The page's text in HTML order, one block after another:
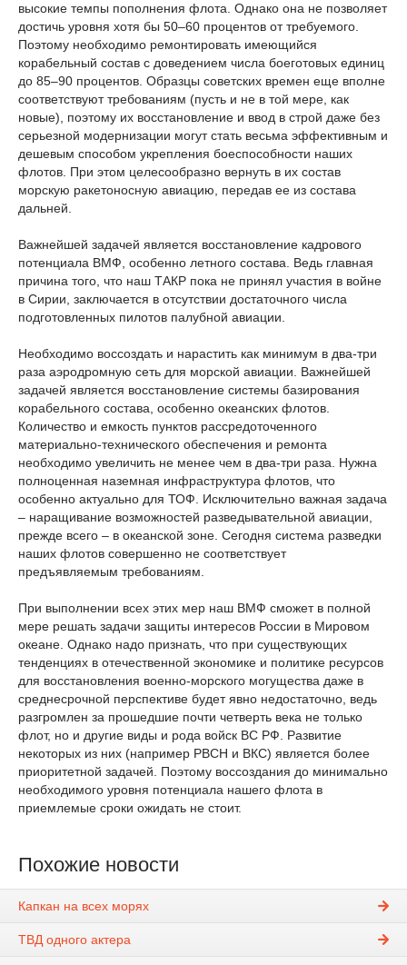
высокие темпы пополнения флота. Однако она не позволяет
достичь уровня хотя бы 50–60 процентов от требуемого.
Поэтому необходимо ремонтировать имеющийся
корабельный состав с доведением числа боеготовых единиц
до 85–90 процентов. Образцы советских времен еще вполне
соответствуют требованиям (пусть и не в той мере, как
новые), поэтому их восстановление и ввод в строй даже без
серьезной модернизации могут стать весьма эффективным и
дешевым способом укрепления боеспособности наших
флотов. При этом целесообразно вернуть в их состав
морскую ракетоносную авиацию, передав ее из состава
дальней.
Важнейшей задачей является восстановление кадрового
потенциала ВМФ, особенно летного состава. Ведь главная
причина того, что наш ТАКР пока не принял участия в войне
в Сирии, заключается в отсутствии достаточного числа
подготовленных пилотов палубной авиации.
Необходимо воссоздать и нарастить как минимум в два-три
раза аэродромную сеть для морской авиации. Важнейшей
задачей является восстановление системы базирования
корабельного состава, особенно океанских флотов.
Количество и емкость пунктов рассредоточенного
материально-технического обеспечения и ремонта
необходимо увеличить не менее чем в два-три раза. Нужна
полноценная наземная инфраструктура флотов, что
особенно актуально для ТОФ. Исключительно важная задача
– наращивание возможностей разведывательной авиации,
прежде всего – в океанской зоне. Сегодня система разведки
наших флотов совершенно не соответствует
предъявляемым требованиям.
При выполнении всех этих мер наш ВМФ сможет в полной
мере решать задачи защиты интересов России в Мировом
океане. Однако надо признать, что при существующих
тенденциях в отечественной экономике и политике ресурсов
для восстановления военно-морского могущества даже в
среднесрочной перспективе будет явно недостаточно, ведь
разгромлен за прошедшие почти четверть века не только
флот, но и другие виды и рода войск ВС РФ. Развитие
некоторых из них (например РВСН и ВКС) является более
приоритетной задачей. Поэтому воссоздания до минимально
необходимого уровня потенциала нашего флота в
приемлемые сроки ожидать не стоит.
Похожие новости
Капкан на всех морях
ТВД одного актера